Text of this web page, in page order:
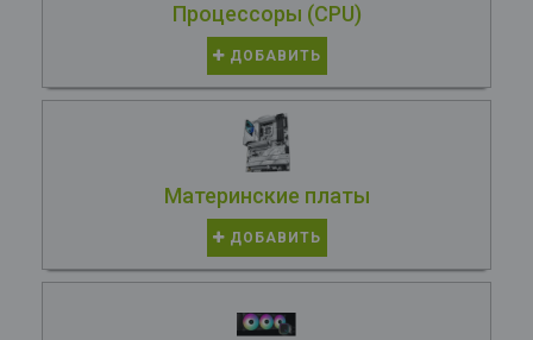
Процессоры (CPU)
ДОБАВИТЬ
Материнские платы
ДОБАВИТЬ